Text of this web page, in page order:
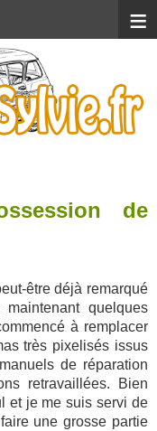
de
être déjà remarqué
quelques
à remplacer
très pixelisés issus
de réparation
retravaillées. Bien
et je me suis servi de
une grosse partie
≡